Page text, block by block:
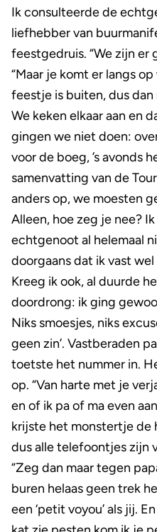
Ik consulteerde de
liefhebber van
feestgedruis. “We zijn er
“Maar je komt er langs
feestje is buiten, dus
We keken elkaar aan en
gingen we niet doen:
voor de boeg, ’s avonds
samenvatting van de
anders op, we moesten
Alleen, hoe zeg je nee?
echtgenoot al helemaal
doorgaans dat ik vast
Kreeg ik ook, al duurde
doordrong: ik ging
Niks smoesjes, niks
geen zin’. Vastberaden
toetste het nummer in.
op. “Van harte met je
en of ik pa of ma even
krijste het monstertje de
dus alle telefoontjes zijn
“Zeg dan maar tegen
buren helaas geen trek
een ‘petit voyou’ als jij.